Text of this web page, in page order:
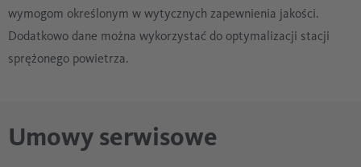
wymogom określonym w wytycznych zapewnienia jakości.
Dodatkowo dane można wykorzystać do optymalizacji stacji
sprężonego powietrza.
Umowy serwisowe